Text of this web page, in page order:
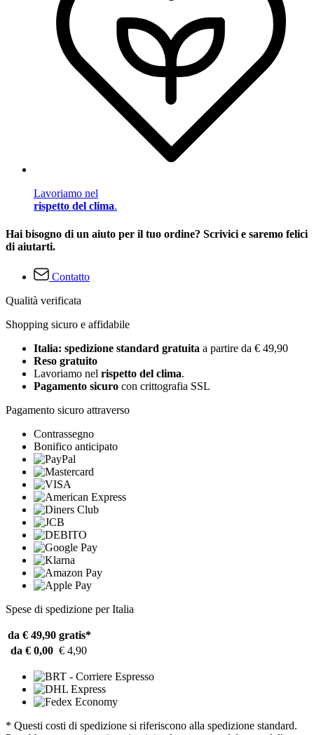
Lavoriamo nel
rispetto del clima.
Hai bisogno di un aiuto per il tuo ordine? Scrivici e saremo felici
di aiutarti.
Contatto
Qualità verificata
Shopping sicuro e affidabile
Italia: spedizione standard gratuita a partire da € 49,90
Reso gratuito
Lavoriamo nel rispetto del clima.
Pagamento sicuro con crittografia SSL
Pagamento sicuro attraverso
Contrassegno
Bonifico anticipato
Spese di spedizione per Italia
da € 49,90 gratis*
da € 0,00 € 4,90
* Questi costi di spedizione si riferiscono alla spedizione standard.